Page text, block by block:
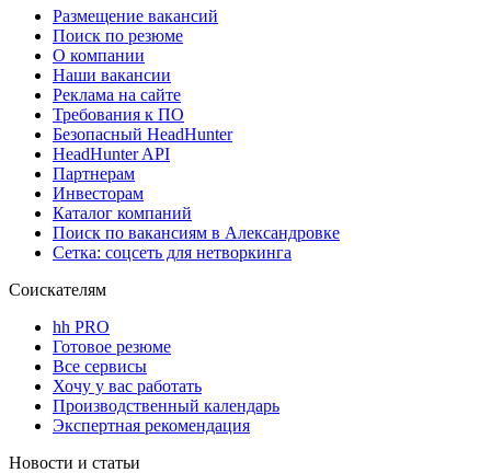
Размещение вакансий
Поиск по резюме
О компании
Наши вакансии
Реклама на сайте
Требования к ПО
Безопасный HeadHunter
HeadHunter API
Партнерам
Инвесторам
Каталог компаний
Поиск по вакансиям в Александровке
Сетка: соцсеть для нетворкинга
Соискателям
hh PRO
Готовое резюме
Все сервисы
Хочу у вас работать
Производственный календарь
Экспертная рекомендация
Новости и статьи